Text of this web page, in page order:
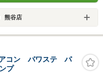
熊谷店
コン パワステ パ
プ